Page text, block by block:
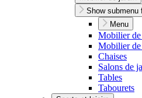
Show submenu
Menu
Mobilier
Mobilier de
Chaises
Salons de
Tables
Tabourets